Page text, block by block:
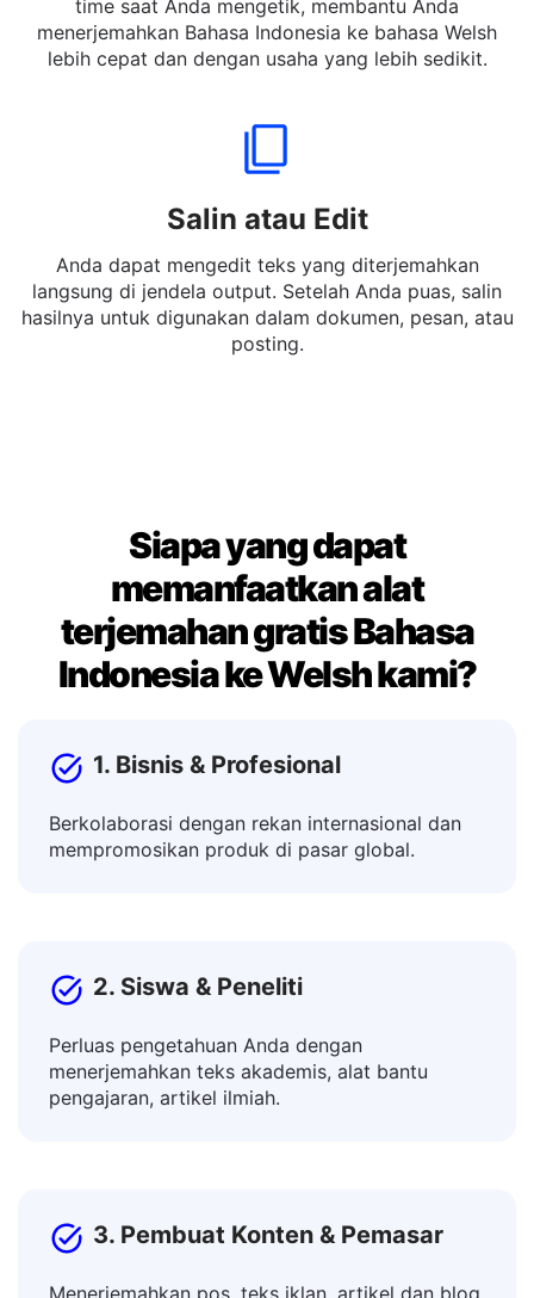
Terjemahan Welsh Anda muncul secara instan — tanpa
tombol, tanpa menunggu. Ini diperbarui secara real-
time saat Anda mengetik, membantu Anda
lebih cepat dan dengan usaha yang lebih sedikit.
Salin atau Edit
Anda dapat mengedit teks yang diterjemahkan
langsung di jendela output. Setelah Anda puas, salin
Siapa yang dapat
memanfaatkan alat
terjemahan gratis Bahasa
1. Bisnis & Profesional
2. Siswa & Peneliti
Perluas pengetahuan Anda dengan